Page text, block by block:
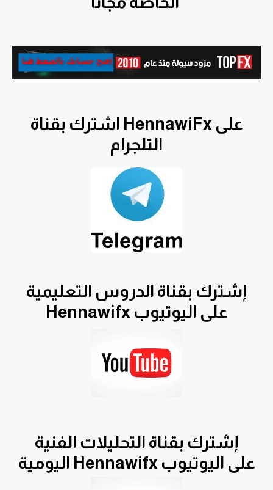
اشترك بقناة HennawiFx على
التلجرام
إشترك بقناة الدروس التعليمية
Hennawifx على اليوتيوب
إشترك بقناة التحليلات الفنية
اليومية Hennawifx على اليوتيوب